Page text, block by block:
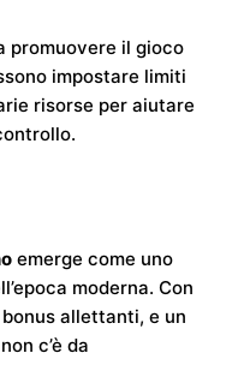
promuovere il gioco
impostare limiti
risorse per aiutare
emerge come uno
moderna. Con
allettanti, e un
c’è da